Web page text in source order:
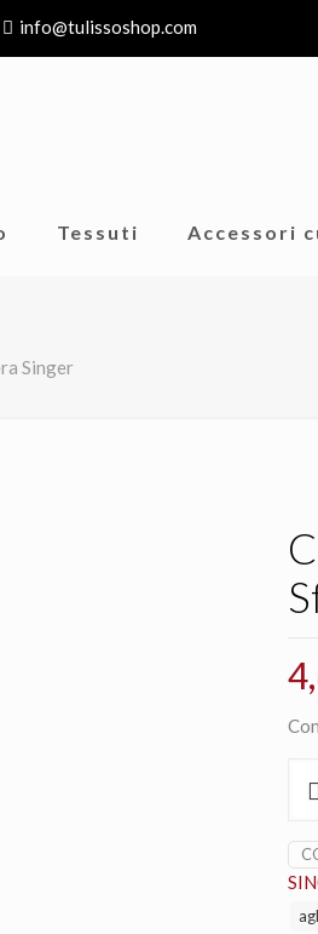
info@tulissoshop.com
Tessuti Accessori
Singer
a